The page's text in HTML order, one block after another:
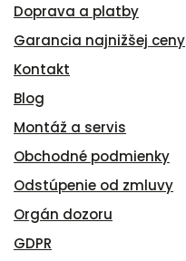
Doprava a platby
Garancia najnižšej ceny
Kontakt
Blog
Montáž a servis
Obchodné podmienky
Odstúpenie od zmluvy
Orgán dozoru
GDPR